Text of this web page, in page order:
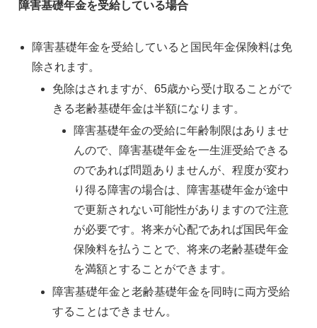
障害基礎年金を受給している場合
障害基礎年金を受給していると国民年金保険料は免
除されます。
免除はされますが、65歳から受け取ることがで
きる老齢基礎年金は半額になります。
障害基礎年金の受給に年齢制限はありませ
んので、障害基礎年金を一生涯受給できる
のであれば問題ありませんが、程度が変わ
り得る障害の場合は、障害基礎年金が途中
で更新されない可能性がありますので注意
が必要です。将来が心配であれば国民年金
保険料を払うことで、将来の老齢基礎年金
を満額とすることができます。
障害基礎年金と老齢基礎年金を同時に両方受給
することはできません。